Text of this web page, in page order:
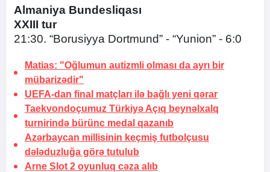
Almaniya Bundesliqası
XXIII tur
21:30. “Borusiyya Dortmund” - “Yunion” - 6:0
Matias: "Oğlumun autizmli olması da ayrı bir
mübarizədir"
UEFA-dan final matçları ilə bağlı yeni qərar
Taekvondoçumuz Türkiyə Açıq beynəlxalq
turnirində bürünc medal qazanıb
Azərbaycan millisinin keçmiş futbolçusu
dələduzluğa görə tutulub
Arne Slot 2 oyunluq cəza alıb